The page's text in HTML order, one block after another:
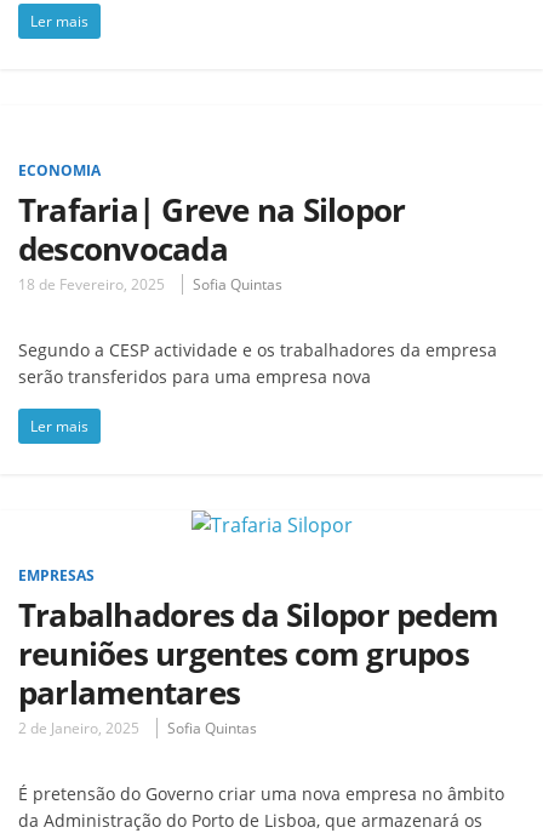
Ler mais
ECONOMIA
Trafaria| Greve na Silopor
desconvocada
18 de Fevereiro, 2025 Sofia Quintas
Segundo a CESP actividade e os trabalhadores da empresa
serão transferidos para uma empresa nova
Ler mais
EMPRESAS
Trabalhadores da Silopor pedem
reuniões urgentes com grupos
parlamentares
2 de Janeiro, 2025 Sofia Quintas
É pretensão do Governo criar uma nova empresa no âmbito
da Administração do Porto de Lisboa, que armazenará os